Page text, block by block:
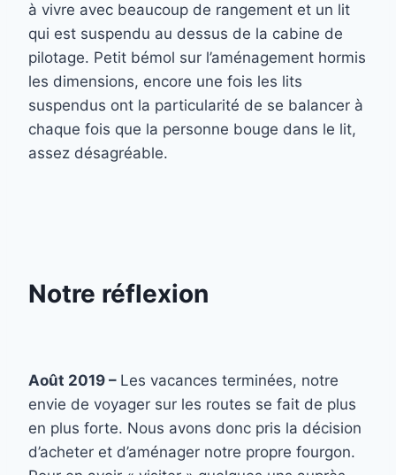
à vivre avec beaucoup de rangement et un lit
qui est suspendu au dessus de la cabine de
pilotage. Petit bémol sur l’aménagement hormis
les dimensions, encore une fois les lits
suspendus ont la particularité de se balancer à
chaque fois que la personne bouge dans le lit,
assez désagréable.
Notre réflexion
Août 2019 – Les vacances terminées, notre
envie de voyager sur les routes se fait de plus
en plus forte. Nous avons donc pris la décision
d’acheter et d’aménager notre propre fourgon.